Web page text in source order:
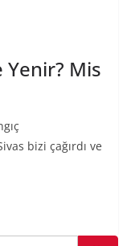
Yenir? Mis
bizi çağırdı ve